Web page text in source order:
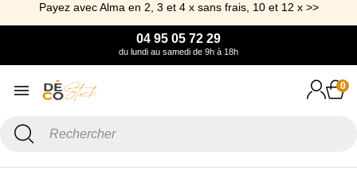
Payez avec Alma en 2, 3 et 4 x sans frais, 10 et 12 x >>
04 95 05 72 29
du lundi au samedi de 9h à 18h
0